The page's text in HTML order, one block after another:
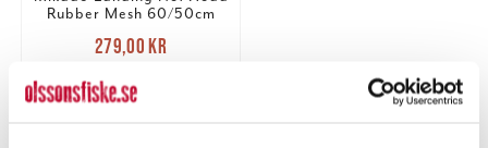
Rubber Mesh 60/50cm
Nuvarande pris
279,00 krTidigare pris
311,00 kr
279,00 kr
2 ST